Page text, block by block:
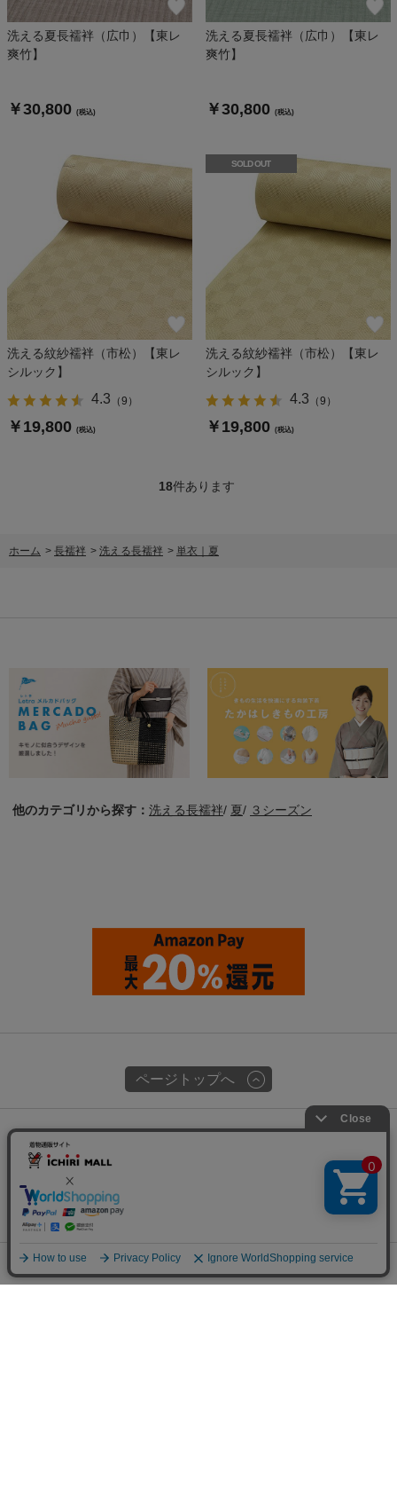
洗える夏長襦袢（広巾）【東レ
爽竹】
￥30,800 (税込)
洗える夏長襦袢（広巾）【東レ
爽竹】
￥30,800 (税込)
洗える紋紗襦袢（市松）【東レ
シルック】
4.3 （9 ）
￥19,800 (税込)
SOLD OUT
洗える紋紗襦袢（市松）【東レ
シルック】
4.3 （9 ）
￥19,800 (税込)
18件あります
ホーム > 長襦袢 > 洗える長襦袢 > 単衣｜夏
他のカテゴリから探す： 洗える長襦袢/ 夏/ ３シーズン
ページトップへ
関連サイト
会社概要